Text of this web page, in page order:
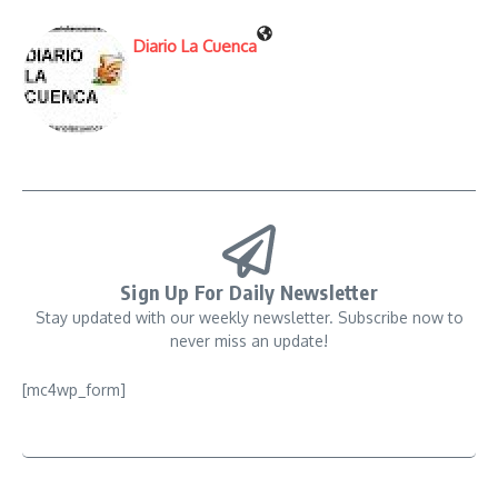
Diario La Cuenca
Sign Up For Daily Newsletter
Stay updated with our weekly newsletter. Subscribe now to
never miss an update!
[mc4wp_form]